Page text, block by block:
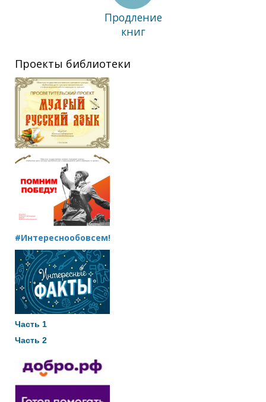
Продление
книг
Проекты библиотеки
#Интереснообовсем!
Часть 1
Часть 2